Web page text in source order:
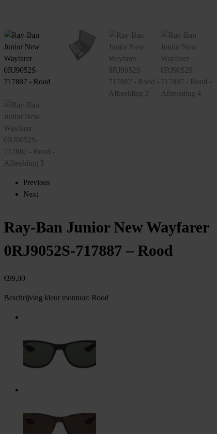
Previous
Next
Ray-Ban Junior New Wayfarer
0RJ9052S-717887 – Rood
€99,00
Beschrijving kleur montuur: Rood